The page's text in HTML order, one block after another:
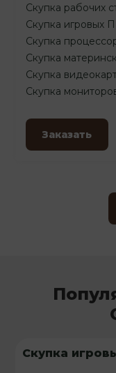
Скупка рабочих
Скупка игровых
Скупка
Скупка
Скупка
Скупка
Заказать
Скупка